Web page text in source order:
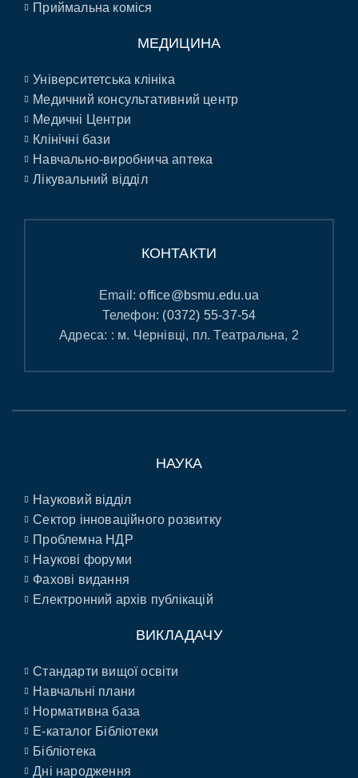
Приймальна коміся
МЕДИЦИНА
Університетська клініка
Медичний консультативний центр
Медичні Центри
Клінічні бази
Навчально-виробнича аптека
Лікувальний відділ
КОНТАКТИ
Email:office@bsmu.edu.ua
Телефон: (0372) 55-37-54
Адреса: : м. Чернівці, пл. Театральна, 2
НАУКА
Науковий відділ
Сектор інноваційного розвитку
Проблемна НДР
Наукові форуми
Фахові видання
Електронний архів публікацій
ВИКЛАДАЧУ
Стандарти вищої освіти
Навчальні плани
Нормативна база
E-каталог Бібліотеки
Бібліотека
Дні народження